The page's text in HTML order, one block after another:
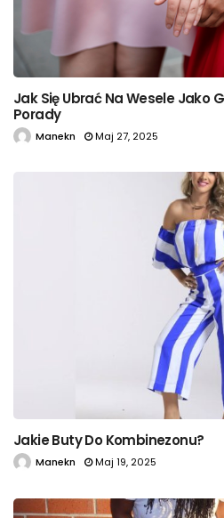
Jak Się Ubrać Na Wesele Jako
Porady
Manekn Maj 27, 2025
Jakie Buty Do Kombinezonu?
Manekn Maj 19, 2025